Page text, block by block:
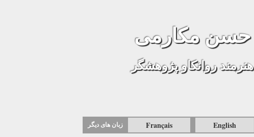
حسن مکارمی
هنرمند روانکاو پژوهشگر
زبان های ديگر Français English